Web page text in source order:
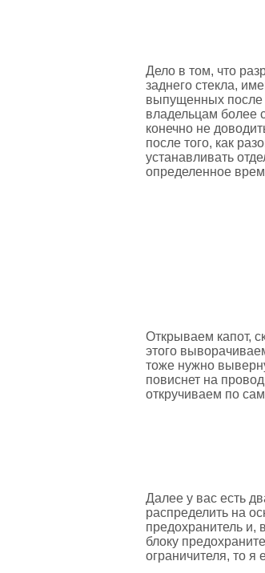
Дело в том, что
заднего стекла,
выпущенных после
владельцам более
конечно не
после того, как
устанавливать
определенное
Открываем капот,
этого
тоже нужно
повиснет на
откручиваем по
Далее у вас есть
распределить на
предохранитель и,
блоку
ограничителя, то я